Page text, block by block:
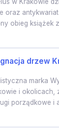
w Krakowie
oraz
obieg książek
drzew
marka
i okolicach,
porządkowe i